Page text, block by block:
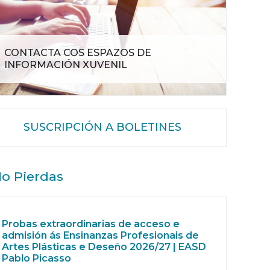
CONTACTA COS ESPAZOS DE
INFORMACIÓN XUVENIL
SUSCRIPCIÓN A BOLETINES
Pierdas
Probas extraordinarias de acceso e
admisión ás Ensinanzas Profesionais de
Artes Plásticas e Deseño 2026/27 | EASD
Pablo Picasso